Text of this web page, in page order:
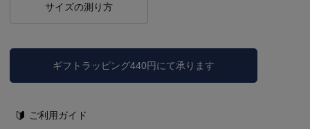
サイズの測り方
ギフトラッピング440円にて承ります
ご利用ガイド